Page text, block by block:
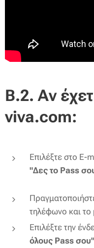
Β.2. Αν
viva.com:
Επιλέξτε στο Ε-
"Δες το Pass
τηλέφωνο και
Επιλέξτε την
όλους Pass σου"